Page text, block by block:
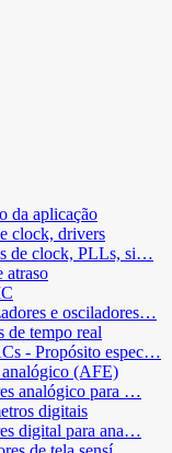
da aplicação
clock, drivers
de clock, PLLs, si…
atraso
e osciladores…
de tempo real
- Propósito espec…
(AFE)
analógico para …
digitais
digital para ana…